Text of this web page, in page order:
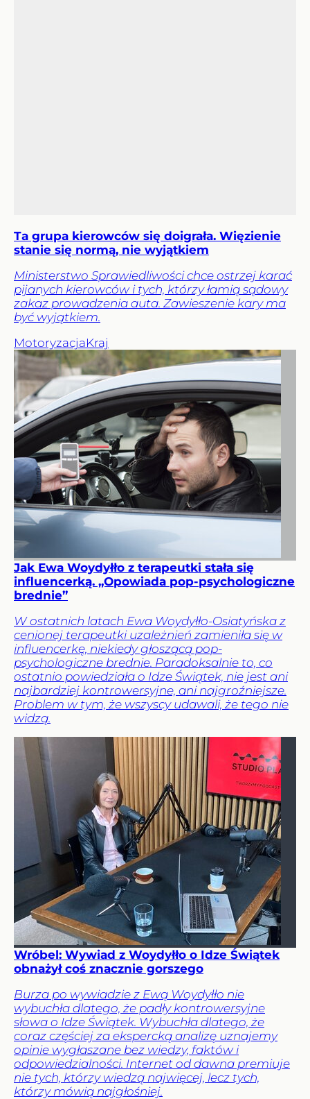
Ta grupa kierowców się doigrała. Więzienie
stanie się normą, nie wyjątkiem
Ministerstwo Sprawiedliwości chce ostrzej karać
pijanych kierowców i tych, którzy łamią sądowy
zakaz prowadzenia auta. Zawieszenie kary ma
być wyjątkiem.
MotoryzacjaKraj
Jak Ewa Woydyłło z terapeutki stała się
influencerką. „Opowiada pop-psychologiczne
brednie”
W ostatnich latach Ewa Woydyłło-Osiatyńska z
cenionej terapeutki uzależnień zamieniła się w
influencerkę, niekiedy głoszącą pop-
psychologiczne brednie. Paradoksalnie to, co
ostatnio powiedziała o Idze Świątek, nie jest ani
najbardziej kontrowersyjne, ani najgroźniejsze.
Problem w tym, że wszyscy udawali, że tego nie
widzą.
Wróbel: Wywiad z Woydyłło o Idze Świątek
obnażył coś znacznie gorszego
Burza po wywiadzie z Ewą Woydyłło nie
wybuchła dlatego, że padły kontrowersyjne
słowa o Idze Świątek. Wybuchła dlatego, że
coraz częściej za ekspercką analizę uznajemy
opinie wygłaszane bez wiedzy, faktów i
odpowiedzialności. Internet od dawna premiuje
nie tych, którzy wiedzą najwięcej, lecz tych,
którzy mówią najgłośniej.